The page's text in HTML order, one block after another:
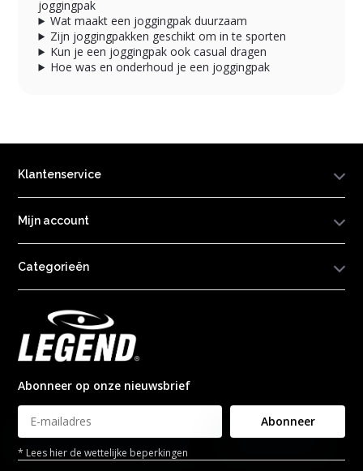
joggingpak
Wat maakt een joggingpak duurzaam
Zijn joggingpakken geschikt om in te sporten
Kun je een joggingpak ook casual dragen
Hoe was en onderhoud je een joggingpak
Klantenservice
Mijn account
Categorieën
Abonneer op onze nieuwsbrief
Abonneer
* Lees hier de wettelijke beperkingen